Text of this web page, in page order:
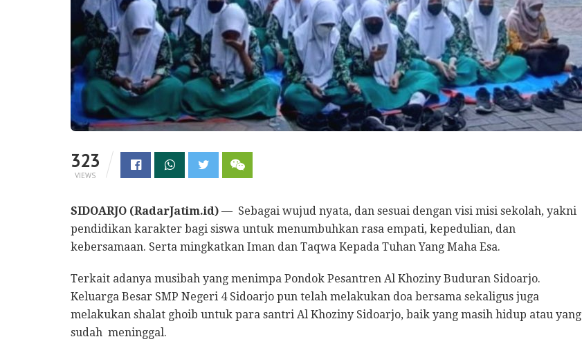
323
VIEWS
SIDOARJO (RadarJatim.id) — Sebagai wujud nyata, dan sesuai dengan visi misi sekolah, yakni
pendidikan karakter bagi siswa untuk menumbuhkan rasa empati, kepedulian, dan
kebersamaan. Serta mingkatkan Iman dan Taqwa Kepada Tuhan Yang Maha Esa.
Terkait adanya musibah yang menimpa Pondok Pesantren Al Khoziny Buduran Sidoarjo.
Keluarga Besar SMP Negeri 4 Sidoarjo pun telah melakukan doa bersama sekaligus juga
melakukan shalat ghoib untuk para santri Al Khoziny Sidoarjo, baik yang masih hidup atau yang
sudah meninggal.